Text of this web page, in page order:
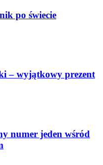
po świecie
– wyjątkowy prezent
numer jeden wśród